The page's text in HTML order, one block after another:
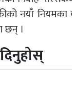
नयाँ नियमका
छन् ।
दिनुहोस्